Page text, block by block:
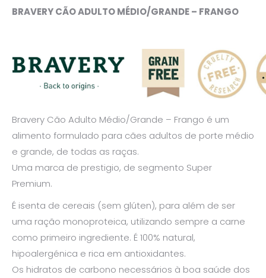
BRAVERY CÃO ADULTO MÉDIO/GRANDE – FRANGO
Bravery Cão Adulto Médio/Grande – Frango é um
alimento formulado para cães adultos de porte médio
e grande, de todas as raças.
Uma marca de prestigio, de segmento Super
Premium.
É isenta de cereais (sem glúten), para além de ser
uma ração monoproteica, utilizando sempre a carne
como primeiro ingrediente. É 100% natural,
hipoalergénica e rica em antioxidantes.
Os hidratos de carbono necessários à boa saúde dos